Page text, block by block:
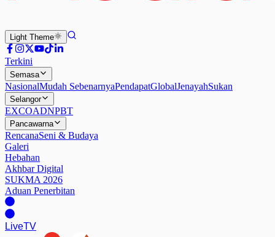
Light Theme
Terkini
Semasa
NasionalMudah SebenarnyaPendapatGlobalJenayahSukan
Selangor
EXCOADNPBT
Pancawarna
RencanaSeni & Budaya
Galeri
Hebahan
Akhbar Digital
SUKMA 2026
Aduan Penerbitan
LiveTV